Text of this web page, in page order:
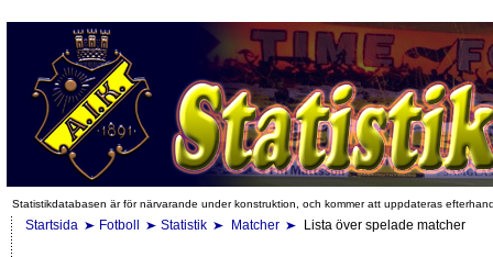
Statistikdatabasen är för närvarande under konstruktion, och kommer att uppdateras
Startsida Fotboll Statistik Matcher Lista över spelade matcher